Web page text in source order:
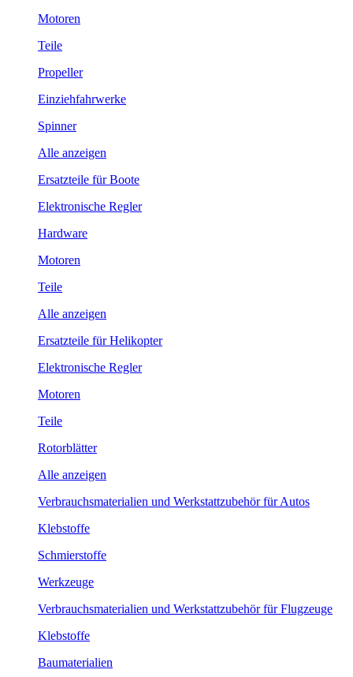
Motoren
Teile
Propeller
Einziehfahrwerke
Spinner
Alle anzeigen
Ersatzteile für Boote
Elektronische Regler
Hardware
Motoren
Teile
Alle anzeigen
Ersatzteile für Helikopter
Elektronische Regler
Motoren
Teile
Rotorblätter
Alle anzeigen
Verbrauchsmaterialien und Werkstattzubehör für Autos
Klebstoffe
Schmierstoffe
Werkzeuge
Verbrauchsmaterialien und Werkstattzubehör für Flugzeuge
Klebstoffe
Baumaterialien